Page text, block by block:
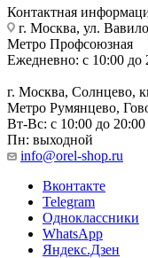
Контактная
г. Москва, ул.
Метро Профсоюзная
Ежедневно: с 10:00 до
г. Москва, Солнцево,
Метро Румянцево,
Вт-Вс: с 10:00 до 20:00
Пн: выходной
info@orel-shop.ru
Вконтакте
Telegram
Одноклассники
WhatsApp
Яндекс.Дзен